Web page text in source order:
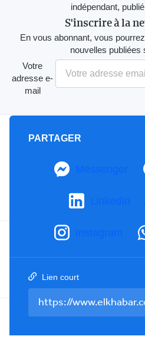
indépendant,
S'inscrire à la
En vous abonnant, vous
nouvelles publiées
Votre
adresse e-
mail
A propos
Notre Charte
Contactez-nous
Tel : +213(0)023 31 69 04 -
PARTAGER
Messenger
LinkedIn
Instagram
Lien court